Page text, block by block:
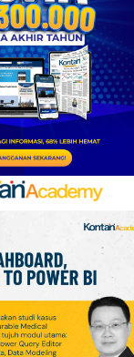
Daftar 54
BEI per 6
2026
Hemat
6–19 Agustus
Kebutuhan
40%
vs Arema
Juara 3
2026,
Ini
Cuaca
(6/8):